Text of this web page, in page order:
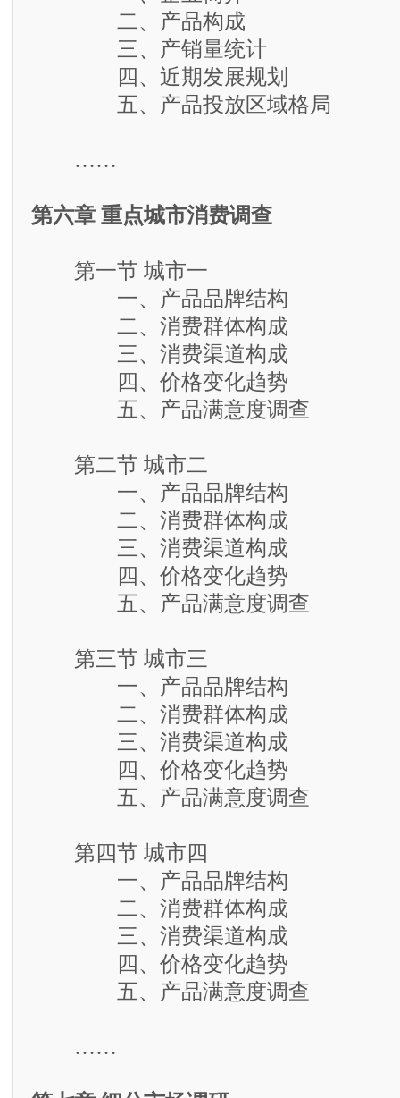
二、产品构成
三、产销量统计
四、近期发展规划
五、产品投放区域格局
……
第六章 重点城市消费调查
第一节 城市一
一、产品品牌结构
二、消费群体构成
三、消费渠道构成
四、价格变化趋势
五、产品满意度调查
第二节 城市二
一、产品品牌结构
二、消费群体构成
三、消费渠道构成
四、价格变化趋势
五、产品满意度调查
第三节 城市三
一、产品品牌结构
二、消费群体构成
三、消费渠道构成
四、价格变化趋势
五、产品满意度调查
第四节 城市四
一、产品品牌结构
二、消费群体构成
三、消费渠道构成
四、价格变化趋势
五、产品满意度调查
……